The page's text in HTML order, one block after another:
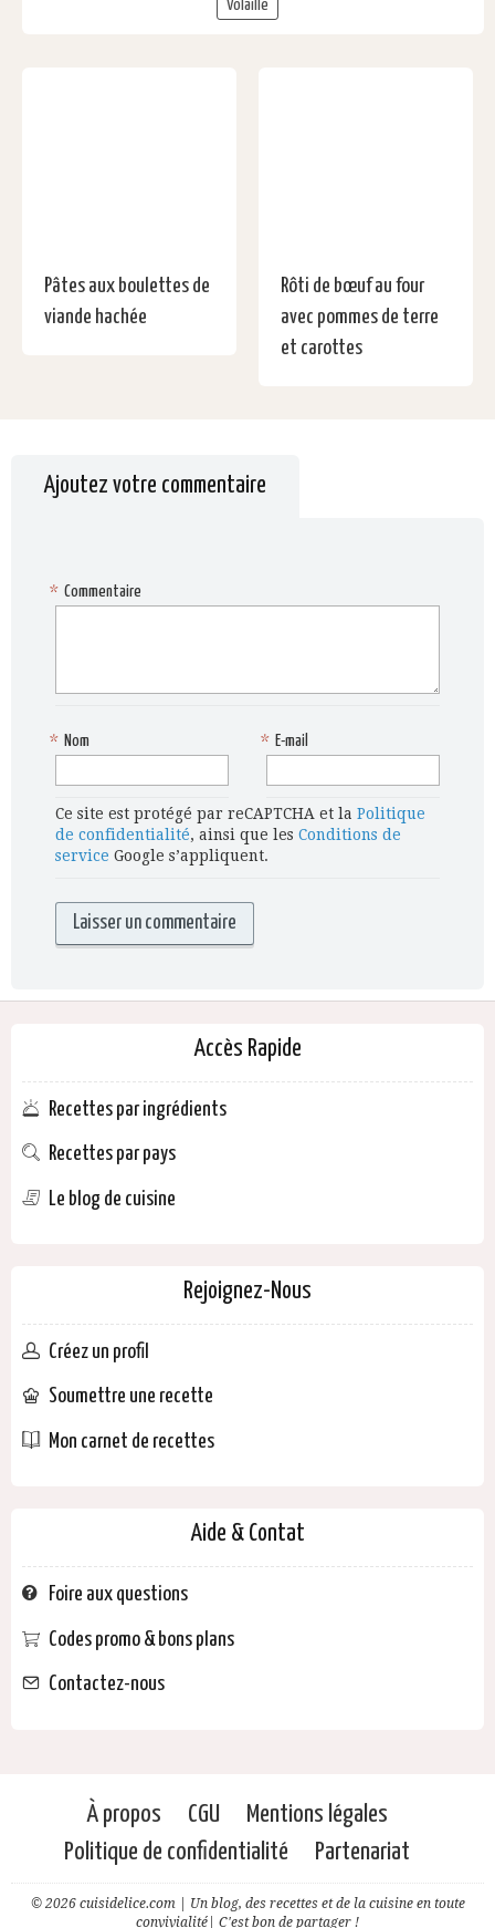
Volaille
Pâtes aux boulettes de
viande hachée
Rôti de bœuf au four
avec pommes de terre
et carottes
Ajoutez votre commentaire
Commentaire
*
Nom
* E-mail
*
Ce site est protégé par reCAPTCHA et la Politique
de confidentialité, ainsi que les Conditions de
service Google s’appliquent.
Accès Rapide
Recettes par ingrédients
Recettes par pays
Le blog de cuisine
Rejoignez-Nous
Créez un profil
Soumettre une recette
Mon carnet de recettes
Aide & Contat
Foire aux questions
Codes promo & bons plans
Contactez-nous
À propos CGU
Mentions légales
Politique de confidentialité
Partenariat
© 2026 cuisidelice.com | Un blog, des recettes et de la cuisine en toute
convivialité| C'est bon de partager !